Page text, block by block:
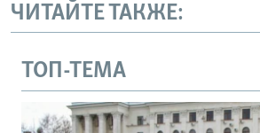
ЧИТАЙТЕ ТАКЖЕ:
ТОП-ТЕМА